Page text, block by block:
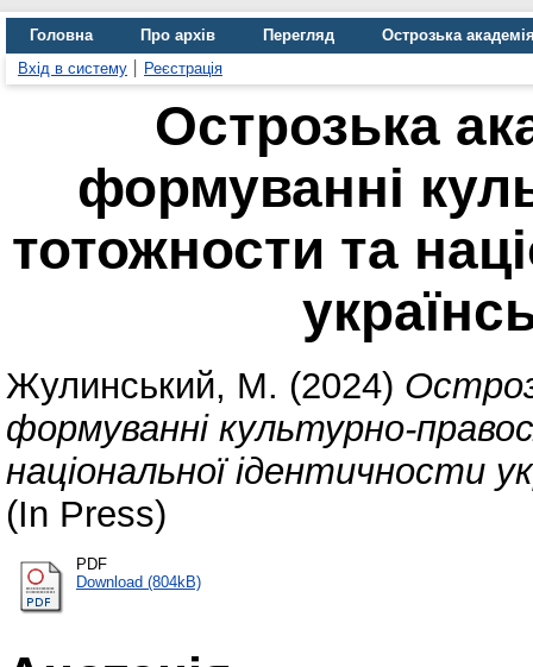
Головна Про архів Перегляд
Острозька
Вхід в систему
Реєстрація
Острозька
формуванні
тотожности та
Жулинський, М. (2024)
формуванні культурно-
національної ідентичности
(In Press)
PDF
Download (804kB)